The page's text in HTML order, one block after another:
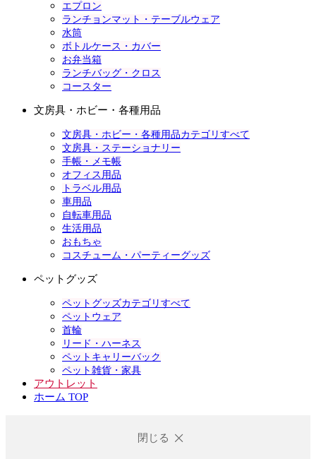
エプロン
ランチョンマット・テーブルウェア
水筒
ボトルケース・カバー
お弁当箱
ランチバッグ・クロス
コースター
文房具・ホビー・各種用品
文房具・ホビー・各種用品カテゴリすべて
文房具・ステーショナリー
手帳・メモ帳
オフィス用品
トラベル用品
車用品
自転車用品
生活用品
おもちゃ
コスチューム・パーティーグッズ
ペットグッズ
ペットグッズカテゴリすべて
ペットウェア
首輪
リード・ハーネス
ペットキャリーバック
ペット雑貨・家具
アウトレット
ホーム TOP
閉じる